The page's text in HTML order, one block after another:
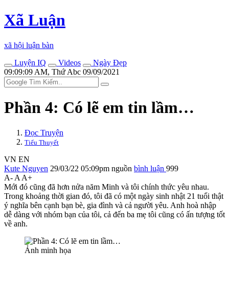
Xã Luận
xã hội luận bàn
Luyện IQ
Videos
Ngày Đẹp
09:09:09 AM, Thứ Abc 09/09/2021
Phần 4: Có lẽ em tin lầm…
Đọc Truyện
Tiểu Thuyết
VN EN
Kute Nguyen 29/03/22 05:09pm nguồn bình luận 999
A- A A+
Mới đó cũng đã hơn nửa năm Minh và tôi chính thức yêu nhau.
Trong khoảng thời gian đó, tôi đã có một ngày sinh nhật 21 tuổi thật
ý nghĩa bên cạnh bạn bè, gia đình và cả người yêu. Anh hoà nhập
dễ dàng với nhóm bạn của tôi, cả đến ba mẹ tôi cũng có ấn tượng tốt
về anh.
Ảnh minh họa